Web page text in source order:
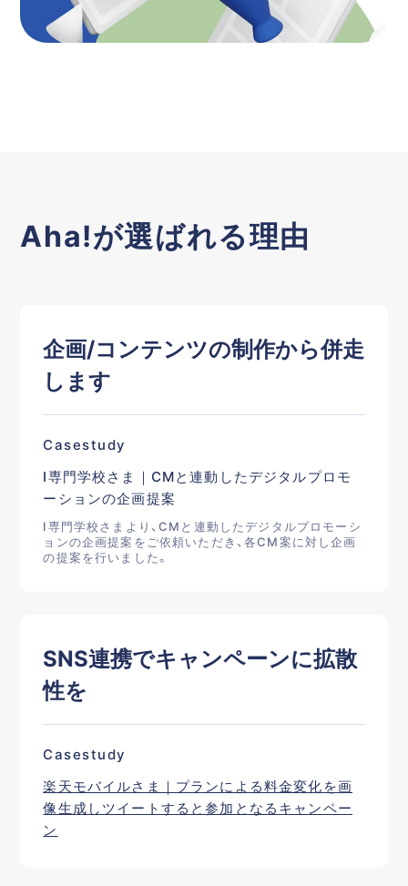
Aha!が選ばれる理由
企画/コンテンツの制作から併走
します
Casestudy
I専門学校さま｜CMと連動したデジタルプロモ
ーションの企画提案
I専門学校さまより、CMと連動したデジタルプロモーシ
ョンの企画提案をご依頼いただき、各CM案に対し企画
の提案を行いました。
SNS連携でキャンペーンに拡散
性を
Casestudy
楽天モバイルさま｜プランによる料金変化を画
像生成しツイートすると参加となるキャンペー
ン